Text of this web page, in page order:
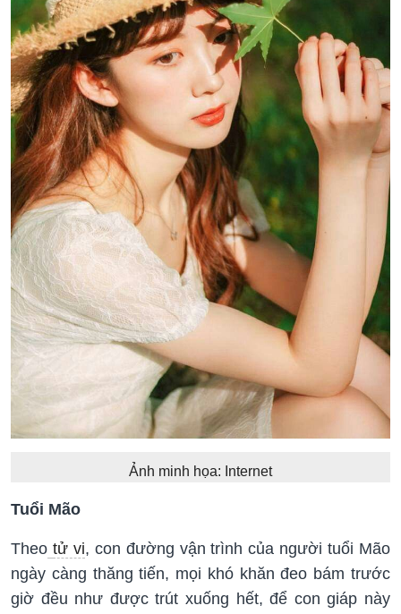
Ảnh minh họa: Internet
Tuổi Mão
Theo tử vi, con đường vận trình của người tuổi Mão
ngày càng thăng tiến, mọi khó khăn đeo bám trước
giờ đều như được trút xuống hết, để con giáp này